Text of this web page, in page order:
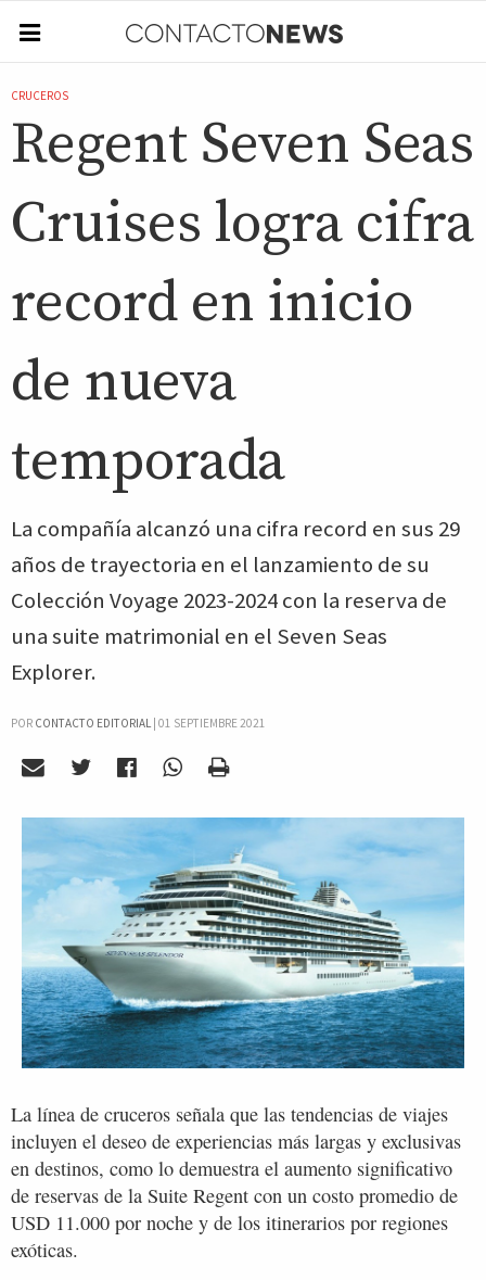
CRUCEROS
Regent Seven Seas
Cruises logra cifra
record en inicio
de nueva
temporada
La compañía alcanzó una cifra record en sus 29
años de trayectoria en el lanzamiento de su
Colección Voyage 2023-2024 con la reserva de
una suite matrimonial en el Seven Seas
Explorer.
POR CONTACTO EDITORIAL| 01 SEPTIEMBRE 2021
La línea de cruceros señala que las tendencias de viajes
incluyen el deseo de experiencias más largas y exclusivas
en destinos, como lo demuestra el aumento significativo
de reservas de la Suite Regent con un costo promedio de
USD 11.000 por noche y de los itinerarios por regiones
exóticas.